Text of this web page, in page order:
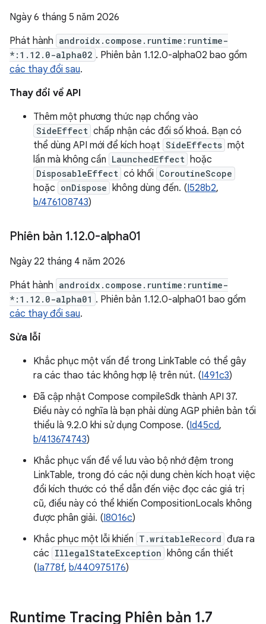
Ngày 6 tháng 5 năm 2026
Phát hành androidx.compose.runtime:runtime-
*:1.12.0-alpha02 . Phiên bản 1.12.0-alpha02 bao gồm
các thay đổi sau.
Thay đổi về API
Thêm một phương thức nạp chồng vào
SideEffect chấp nhận các đối số khoá. Bạn có
thể dùng API mới để kích hoạt SideEffects một
lần mà không cần LaunchedEffect hoặc
DisposableEffect có khối CoroutineScope
hoặc onDispose không dùng đến. (I528b2,
b/476108743)
Phiên bản 1.12.0-alpha01
Ngày 22 tháng 4 năm 2026
Phát hành androidx.compose.runtime:runtime-
*:1.12.0-alpha01 . Phiên bản 1.12.0-alpha01 bao gồm
các thay đổi sau.
Sửa lỗi
Khắc phục một vấn đề trong LinkTable có thể gây
ra các thao tác không hợp lệ trên nút. (I491c3)
Đã cập nhật Compose compileSdk thành API 37.
Điều này có nghĩa là bạn phải dùng AGP phiên bản tối
thiểu là 9.2.0 khi sử dụng Compose. (Id45cd,
b/413674743)
Khắc phục vấn đề về lưu vào bộ nhớ đệm trong
LinkTable, trong đó các nội dung chèn kích hoạt việc
đổi kích thước có thể dẫn đến việc đọc các giá trị
cũ, điều này có thể khiến CompositionLocals không
được phân giải. (I8016c)
Khắc phục một lỗi khiến T.writableRecord đưa ra
các IllegalStateException không cần thiết
(Ia778f, b/440975176)
Runtime Tracing Phiên bản 1.7